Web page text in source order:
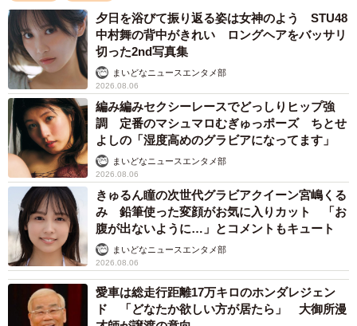
夕日を浴びて振り返る姿は女神のよう STU48
中村舞の背中がきれい ロングヘアをバッサリ
切った2nd写真集
まいどなニュースエンタメ部
2026.08.06
編み編みセクシーレースでどっしりヒップ強
調 定番のマシュマロむぎゅっポーズ ちとせ
よしの「湿度高めのグラビアになってます」
まいどなニュースエンタメ部
2026.08.06
きゅるん瞳の次世代グラビアクイーン宮嶋くる
み 鉛筆使った変顔がお気に入りカット 「お
腹が出ないように…」とコメントもキュート
まいどなニュースエンタメ部
2026.08.06
愛車は総走行距離17万キロのホンダレジェン
ド 「どなたか欲しい方が居たら」 大御所漫